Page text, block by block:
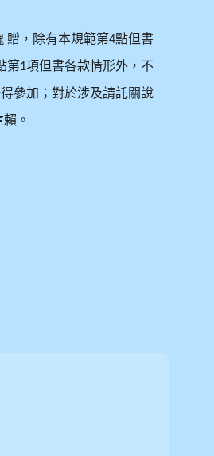
贈，除有本規範第4點但書
第1項但書各款情形外，不
參加；對於涉及請託關說
。